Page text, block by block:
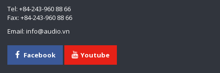
Tel: +84-243-960 88 66
Fax: +84-243-960 88 66
Email: info@audio.vn
Facebook Youtube